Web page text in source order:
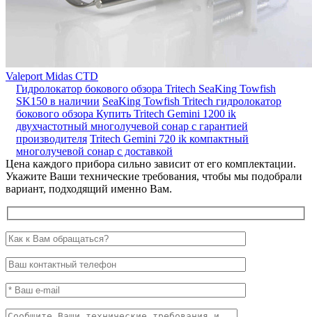
Valeport Midas CTD
Гидролокатор бокового обзора Tritech SeaKing Towfish
SK150 в наличии SeaKing Towfish Tritech гидролокатор
бокового обзора Купить Tritech Gemini 1200 ik
двухчастотный многолучевой сонар с гарантией
производителя Tritech Gemini 720 ik компактный
многолучевой сонар с доставкой
Цена каждого прибора сильно зависит от его комплектации.
Укажите Ваши технические требования, чтобы мы подобрали
вариант, подходящий именно Вам.